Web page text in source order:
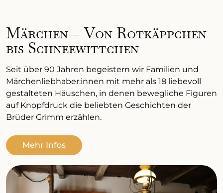
Märchen – Von Rotkäppchen
bis Schneewittchen
Seit über 90 Jahren begeistern wir Familien und
Märchenliebhaber:innen mit mehr als 18 liebevoll
gestalteten Häuschen, in denen bewegliche Figuren
auf Knopfdruck die beliebten Geschichten der
Brüder Grimm erzählen.
Mehr Infos